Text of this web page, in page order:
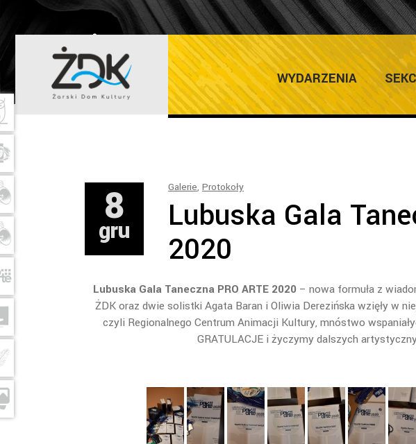
WYDARZENIA
ŻARSKI DOM KULTURY
8
gru
Galerie, Protokoły
Lubuska Gala
2020
Lubuska Gala Taneczna PRO ARTE 2020– nowa formuła z
ŻDK oraz dwie solistki Agata Baran i Oliwia Derezińska wzięły w
czyli Regionalnego Centrum Animacji Kultury, mnóstwo
GRATULACJE i życzymy dalszych